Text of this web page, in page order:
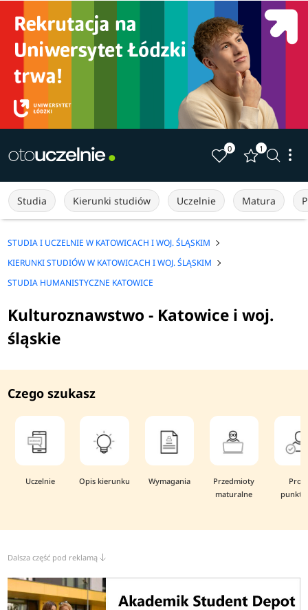
0 1
Studia Kierunki studiów Uczelnie Matura
STUDIA I UCZELNIE W KATOWICACH I WOJ. ŚLĄSKIM
KIERUNKI STUDIÓW W KATOWICACH I WOJ. ŚLĄSKIM
STUDIA HUMANISTYCZNE KATOWICE
Kulturoznawstwo - Katowice i woj.
śląskie
Czego szukasz
Uczelnie Opis kierunku Wymagania
Przedmioty
maturalne
Dalsza część pod reklamą